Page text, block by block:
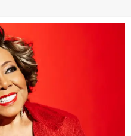
Usecorp consolida a ‘economia do uso’ no B2B brasileiro, vira S.A. e impulsiona expansão com novo fundo estruturado